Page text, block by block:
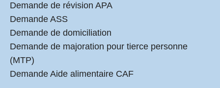
Demande de révision APA
Demande ASS
Demande de domiciliation
Demande de majoration pour tierce personne
(MTP)
Demande Aide alimentaire CAF